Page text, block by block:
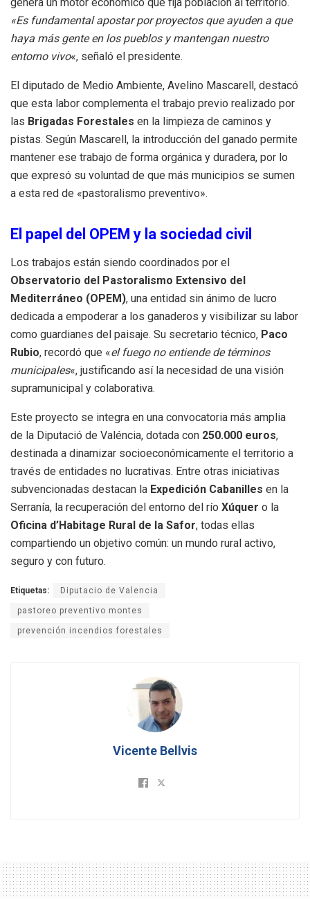
genera un motor económico que fija población al territorio.
«Es fundamental apostar por proyectos que ayuden a que
haya más gente en los pueblos y mantengan nuestro
entorno vivo«, señaló el presidente.
El diputado de Medio Ambiente, Avelino Mascarell, destacó
que esta labor complementa el trabajo previo realizado por
las Brigadas Forestales en la limpieza de caminos y
pistas. Según Mascarell, la introducción del ganado permite
mantener ese trabajo de forma orgánica y duradera, por lo
que expresó su voluntad de que más municipios se sumen
a esta red de «pastoralismo preventivo».
El papel del OPEM y la sociedad civil
Los trabajos están siendo coordinados por el
Observatorio del Pastoralismo Extensivo del
Mediterráneo (OPEM), una entidad sin ánimo de lucro
dedicada a empoderar a los ganaderos y visibilizar su labor
como guardianes del paisaje. Su secretario técnico, Paco
Rubio, recordó que «el fuego no entiende de términos
municipales«, justificando así la necesidad de una visión
supramunicipal y colaborativa.
Este proyecto se integra en una convocatoria más amplia
de la Diputació de Valéncia, dotada con 250.000 euros,
destinada a dinamizar socioeconómicamente el territorio a
través de entidades no lucrativas. Entre otras iniciativas
subvencionadas destacan la Expedición Cabanilles en la
Serranía, la recuperación del entorno del río Xúquer o la
Oficina d’Habitage Rural de la Safor, todas ellas
compartiendo un objetivo común: un mundo rural activo,
seguro y con futuro.
Etiquetas: Diputacio de Valencia
pastoreo preventivo montes
prevención incendios forestales
Vicente Bellvis